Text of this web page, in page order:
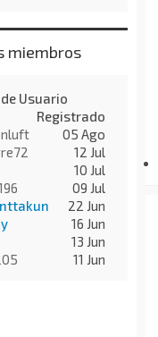
miembros
Usuario
Registrado
05 Ago
12 Jul
10 Jul
09 Jul
22 Jun
16 Jun
13 Jun
11 Jun